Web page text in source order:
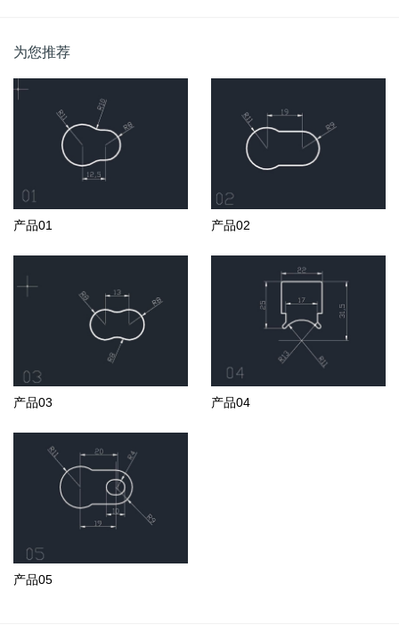
为您推荐
产品01 产品02
产品03 产品04
产品05